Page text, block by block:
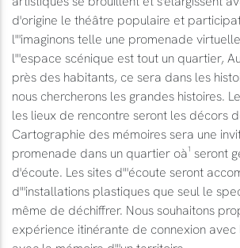
d'origine le théâtre populaire et
l"'imaginons telle une promenade
l"'espace scénique est tout un quartier,
près des habitants, ce sera dans les
nous chercherons les grandes histoires.
les lieux de rencontre seront les décors
Cartographie des mémoires sera une
promenade dans un quartier oà¹ seront
d'écoute. Les sites d"'écoute seront
d"'installations plastiques que seul le
même de déchiffrer. Nous souhaitons
expérience itinérante de connexion